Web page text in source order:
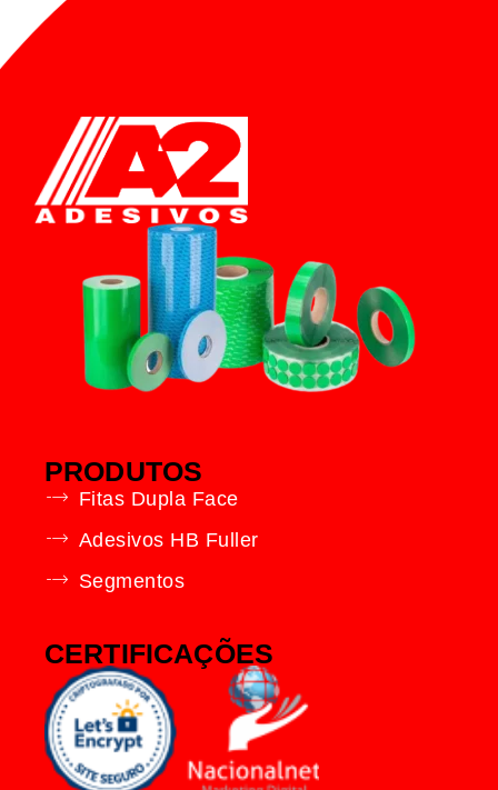
PRODUTOS
Fitas Dupla Face
Adesivos HB Fuller
Segmentos
CERTIFICAÇÕES